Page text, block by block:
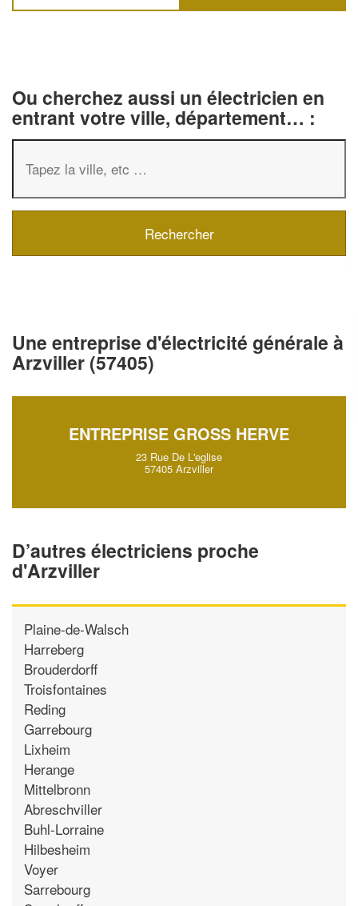
Ou cherchez aussi un électricien en
entrant votre ville, département… :
Une entreprise d'électricité générale à
Arzviller (57405)
ENTREPRISE GROSS HERVE
23 Rue De L'eglise
57405 Arzviller
D’autres électriciens proche
d'Arzviller
Plaine-de-Walsch
Harreberg
Brouderdorff
Troisfontaines
Reding
Garrebourg
Lixheim
Herange
Mittelbronn
Abreschviller
Buhl-Lorraine
Hilbesheim
Voyer
Sarrebourg
✕
Augmentez votrechiffre d'affaireset
vosmarges